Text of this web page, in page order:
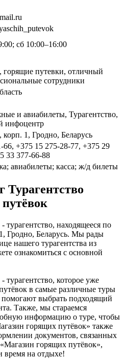
сб 10:00–16:00
горящие путевки, отличный
сотрудники
и авиабилеты, Турагентство,
инфоцентр
корп. 1, Гродно, Беларусь
66, +375 15 275-28-77, +375 29
33 377-66-88
авиабилеты; касса; ж/д билеты
находящееся по
Гродно, Беларусь. Мы рады
нашего турагентства из
ознакомиться с основной
турагентство, которое уже
в самые различные туры
выбрать подходящий
Также, мы стараемся
информацию о туре, чтобы
горящих путёвок» также
документов, связанных
горящих путёвок»,
время на отдыхе!